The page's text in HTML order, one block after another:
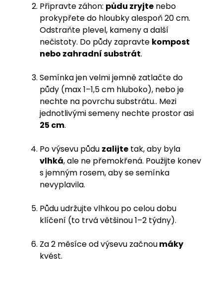
Připravte záhon: půdu zryjte nebo
prokypřete do hloubky alespoň 20 cm.
Odstraňte plevel, kameny a další
nečistoty. Do půdy zapravte kompost
nebo zahradní substrát.
Semínka jen velmi jemně zatlačte do
půdy (max 1–1,5 cm hluboko), nebo je
nechte na povrchu substrátu.. Mezi
jednotlivými semeny nechte prostor asi
25 cm.
Po výsevu půdu zalijte tak, aby byla
vlhká, ale ne přemokřená. Použijte konev
s jemným rosem, aby se semínka
nevyplavila.
Půdu udržujte vlhkou po celou dobu
klíčení (to trvá většinou 1–2 týdny).
Za 2 měsíce od výsevu začnoumáky
kvést.